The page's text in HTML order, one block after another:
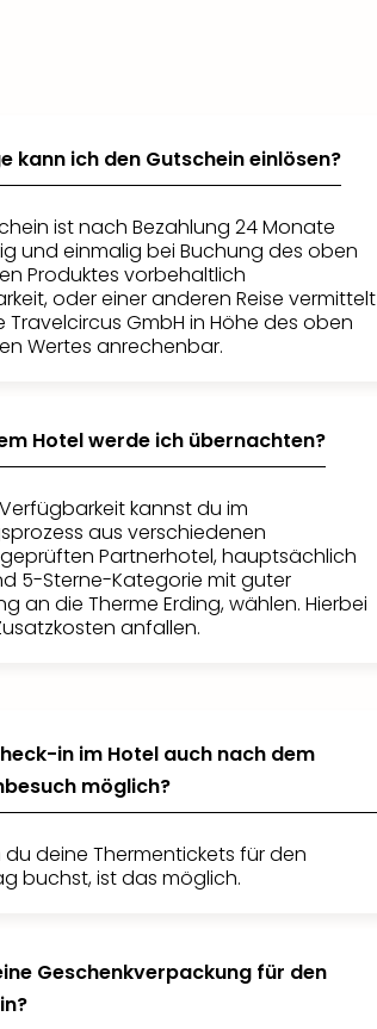
kann ich den Gutschein einlösen?
ist nach Bezahlung 24 Monate
und einmalig bei Buchung des oben
Produktes vorbehaltlich
oder einer anderen Reise vermittelt
Travelcircus GmbH in Höhe des oben
Wertes anrechenbar.
Hotel werde ich übernachten?
kannst du im
aus verschiedenen
Partnerhotel, hauptsächlich
5-Sterne-Kategorie mit guter
an die Therme Erding, wählen. Hierbei
anfallen.
in im Hotel auch nach dem
möglich?
du deine Thermentickets für den
buchst, ist das möglich.
Geschenkverpackung für den